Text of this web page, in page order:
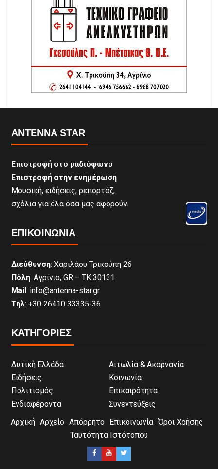
ANTENNA STAR
Επιστροφή στο ραδιόφωνο
Επιστροφή στην ενημέρωση
Μουσική, ειδήσεις, ρεπορτάζ,
σχόλια για όλα όσα μας αφορούν.
ΕΠΙΚΟΙΝΩΝΊΑ
Διεύθυνση: Χαριλάου Τρικούπη 26
Πόλη: Αγρίνιο, GR – ΤΚ 30131
Mail : info@antenna-star.gr
Τηλ: +30 26410 33335-36
ΚΑΤΗΓΟΡΙΕΣ
Δυτική Ελλάδα
Αιτωλία & Ακαρνανία
Ειδήσεις
Κοινωνία
Πολιτισμός
Επικαιρότητα
Ενδιαφέροντα
Συνεντεύξεις
Αρχική Αρχείο Απόρρητο Επικοινωνία Όροι Χρήσης
Ταυτότητα Ιστότοπου